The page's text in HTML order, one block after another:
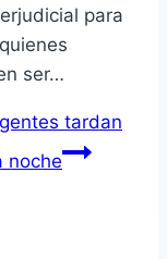
para
ser…
tardan
noche